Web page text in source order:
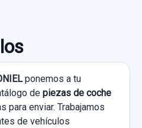
ponemos a tu
de piezas de coche
para enviar. Trabajamos
de vehículos